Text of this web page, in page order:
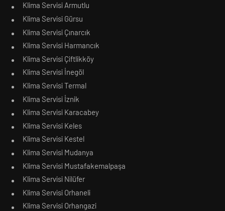
Klima Servisi Armutlu
Klima Servisi Gürsu
Klima Servisi Çınarcık
Klima Servisi Harmancık
Klima Servisi Çiftlikköy
Klima Servisi İnegöl
Klima Servisi Termal
Klima Servisi İznik
Klima Servisi Karacabey
Klima Servisi Keles
Klima Servisi Kestel
Klima Servisi Mudanya
Klima Servisi Mustafakemalpaşa
Klima Servisi Nilüfer
Klima Servisi Orhaneli
Klima Servisi Orhangazi